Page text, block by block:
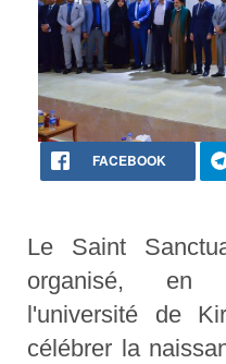
FACEBOOK
Le Saint
organisé, en
l'université de
célébrer la